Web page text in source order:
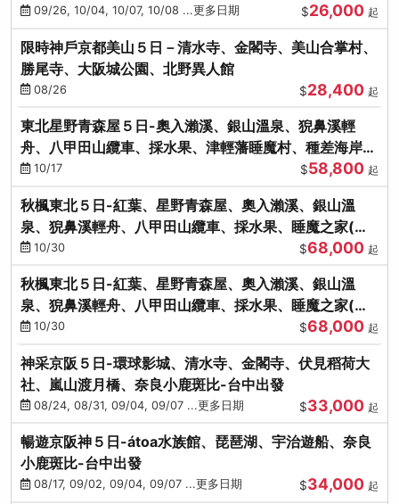
09/26, 10/04, 10/07, 10/08 ...更多日期 $26,000 起
限時神戶京都美山５日－清水寺、金閣寺、美山合掌村、
勝尾寺、大阪城公園、北野異人館
08/26 $28,400 起
東北星野青森屋５日-奧入瀨溪、銀山溫泉、猊鼻溪輕
舟、八甲田山纜車、採水果、津輕藩睡魔村、種差海岸
(不進免稅店)
10/17 $58,800 起
秋楓東北５日-紅葉、星野青森屋、奧入瀨溪、銀山溫
泉、猊鼻溪輕舟、八甲田山纜車、採水果、睡魔之家(不
進免稅店)
10/30 $68,000 起
秋楓東北５日-紅葉、星野青森屋、奧入瀨溪、銀山溫
泉、猊鼻溪輕舟、八甲田山纜車、採水果、睡魔之家(不
進免稅店)
10/30 $68,000 起
神采京阪５日-環球影城、清水寺、金閣寺、伏見稻荷大
社、嵐山渡月橋、奈良小鹿斑比-台中出發
08/24, 08/31, 09/04, 09/07 ...更多日期 $33,000 起
暢遊京阪神５日-átoa水族館、琵琶湖、宇治遊船、奈良
小鹿斑比-台中出發
08/17, 09/02, 09/04, 09/07 ...更多日期 $34,000 起